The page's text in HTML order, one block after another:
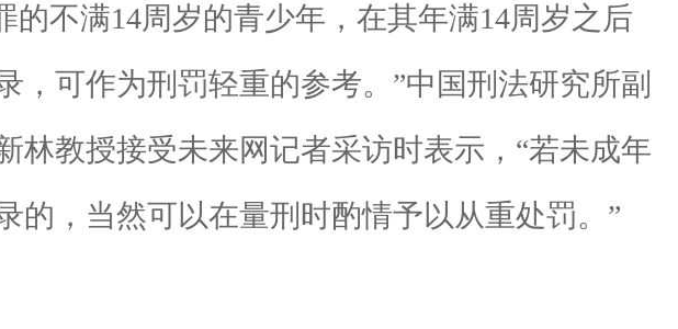
不满14周岁的青少年，在其年满14周岁之后
可作为刑罚轻重的参考。”中国刑法研究所副
林教授接受未来网记者采访时表示，“若未成年
的，当然可以在量刑时酌情予以从重处罚。”